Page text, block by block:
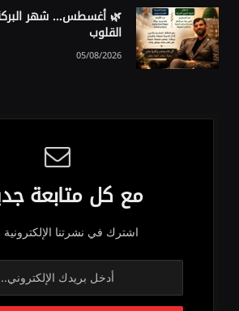
🌿 أغسطس… شهر
القلوب
05/08/2026
مع كل متابعة
اشترك في نشرتنا الإلكترونية